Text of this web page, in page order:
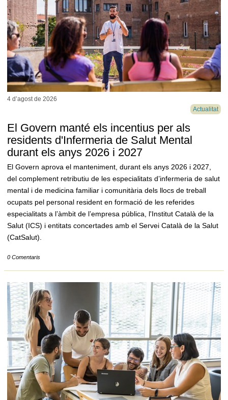
4 d’agost de 2026
Actualitat
El Govern manté els incentius per als
residents d'Infermeria de Salut Mental
durant els anys 2026 i 2027
El Govern aprova el manteniment, durant els anys 2026 i 2027,
del complement retributiu de les especialitats d’infermeria de salut
mental i de medicina familiar i comunitària dels llocs de treball
ocupats pel personal resident en formació de les referides
especialitats a l’àmbit de l’empresa pública, l'Institut Català de la
Salut (ICS) i entitats concertades amb el Servei Català de la Salut
(CatSalut).
0 Comentaris